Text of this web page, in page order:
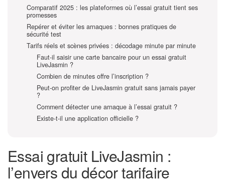
Comparatif 2025 : les plateformes où l’essai gratuit tient ses
promesses
Repérer et éviter les arnaques : bonnes pratiques de
sécurité test
Tarifs réels et scènes privées : décodage minute par minute
Faut-il saisir une carte bancaire pour un essai gratuit
LiveJasmin ?
Combien de minutes offre l’inscription ?
Peut-on profiter de LiveJasmin gratuit sans jamais payer
?
Comment détecter une arnaque à l’essai gratuit ?
Existe-t-il une application officielle ?
Essai gratuit LiveJasmin :
l’envers du décor tarifaire